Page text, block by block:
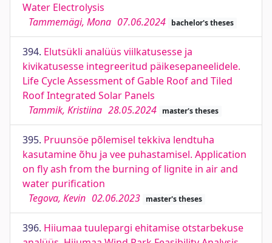
Water Electrolysis
Tammemägi, Mona 07.06.2024 bachelor's theses
394. Elutsükli analüüs viilkatusesse ja
kivikatusesse integreeritud päikesepaneelidele.
Life Cycle Assessment of Gable Roof and Tiled
Roof Integrated Solar Panels
Tammik, Kristiina 28.05.2024 master's theses
395. Pruunsöe põlemisel tekkiva lendtuha
kasutamine õhu ja vee puhastamisel. Application
on fly ash from the burning of lignite in air and
water purification
Tegova, Kevin 02.06.2023 master's theses
396. Hiiumaa tuulepargi ehitamise otstarbekuse